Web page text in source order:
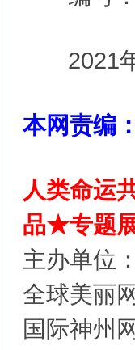
2021年
本网责编
人类命运
品★专题
主办单位：
全球美丽
国际神州